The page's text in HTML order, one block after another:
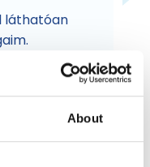
About
láthatóan
eredmény.